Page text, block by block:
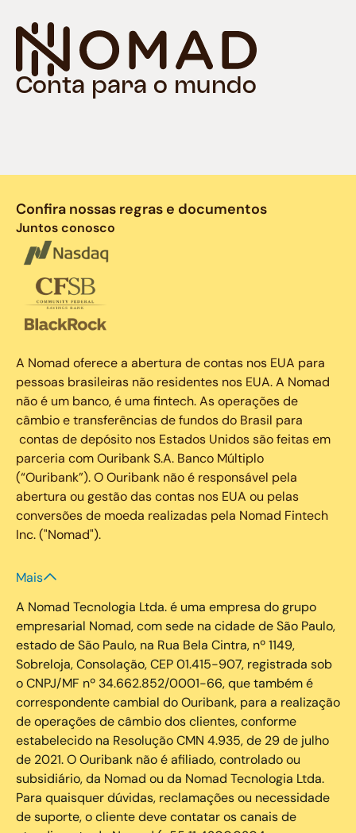
Conta para o mundo
Confira nossas regras e documentos
Juntos conosco
A Nomad oferece a abertura de contas nos EUA para
pessoas brasileiras não residentes nos EUA. A Nomad
não é um banco, é uma fintech. As operações de
câmbio e transferências de fundos do Brasil para
contas de depósito nos Estados Unidos são feitas em
parceria com Ouribank S.A. Banco Múltiplo
(“Ouribank”). O Ouribank não é responsável pela
abertura ou gestão das contas nos EUA ou pelas
conversões de moeda realizadas pela Nomad Fintech
Inc. ("Nomad").
Mais
A Nomad Tecnologia Ltda. é uma empresa do grupo
empresarial Nomad, com sede na cidade de São Paulo,
estado de São Paulo, na Rua Bela Cintra, nº 1149,
Sobreloja, Consolação, CEP 01.415-907, registrada sob
o CNPJ/MF nº 34.662.852/0001-66, que também é
correspondente cambial do Ouribank, para a realização
de operações de câmbio dos clientes, conforme
estabelecido na Resolução CMN 4.935, de 29 de julho
de 2021. O Ouribank não é afiliado, controlado ou
subsidiário, da Nomad ou da Nomad Tecnologia Ltda.
Para quaisquer dúvidas, reclamações ou necessidade
de suporte, o cliente deve contatar os canais de